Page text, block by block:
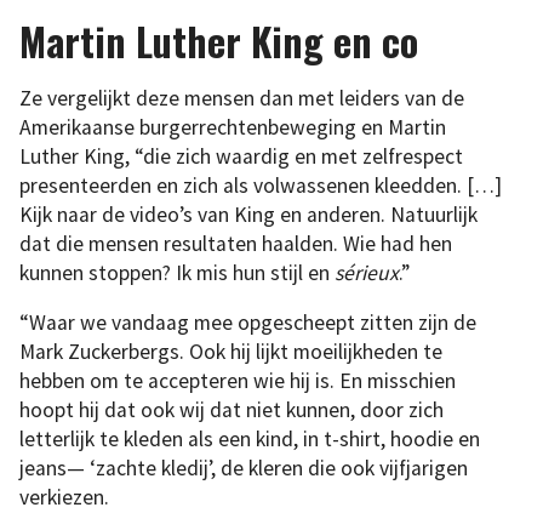
Martin Luther King en co
Ze vergelijkt deze mensen dan met leiders van de
Amerikaanse burgerrechtenbeweging en Martin
Luther King, “die zich waardig en met zelfrespect
presenteerden en zich als volwassenen kleedden. […]
Kijk naar de video’s van King en anderen. Natuurlijk
dat die mensen resultaten haalden. Wie had hen
kunnen stoppen? Ik mis hun stijl en sérieux.”
“Waar we vandaag mee opgescheept zitten zijn de
Mark Zuckerbergs. Ook hij lijkt moeilijkheden te
hebben om te accepteren wie hij is. En misschien
hoopt hij dat ook wij dat niet kunnen, door zich
letterlijk te kleden als een kind, in t-shirt, hoodie en
jeans— ‘zachte kledij’, de kleren die ook vijfjarigen
verkiezen.